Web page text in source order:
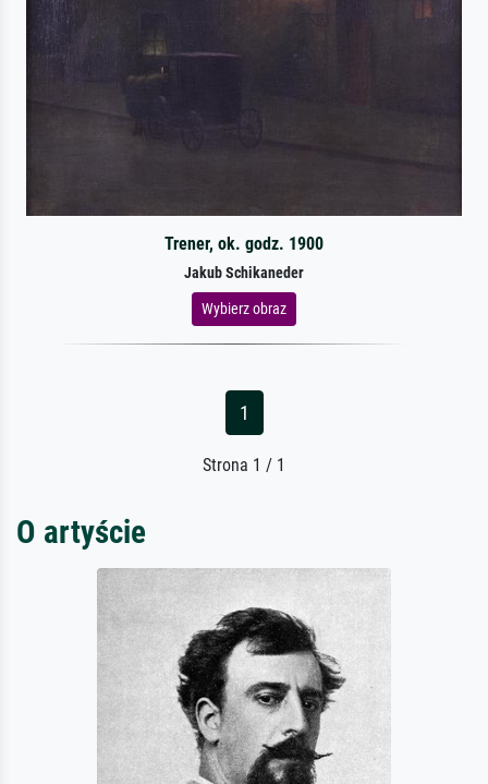
Trener, ok. godz. 1900
Jakub Schikaneder
Wybierz obraz
1
Strona 1 / 1
O artyście